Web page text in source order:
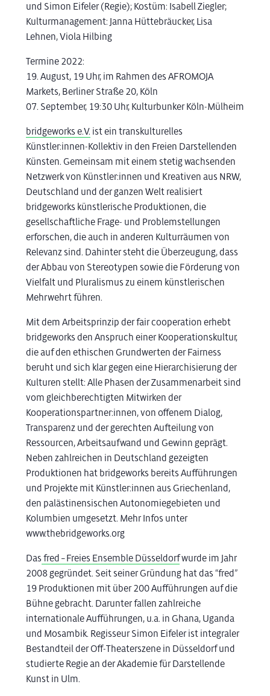
und Simon Eifeler (Regie); Kostüm: Isabell Ziegler;
Kulturmanagement: Janna Hüttebräucker, Lisa
Lehnen, Viola Hilbing
Termine 2022:
19. August, 19 Uhr, im Rahmen des AFROMOJA
Markets, Berliner Straße 20, Köln
07. September, 19:30 Uhr, Kulturbunker Köln-Mülheim
bridgeworks e.V. ist ein transkulturelles
Künstler:innen-Kollektiv in den Freien Darstellenden
Künsten. Gemeinsam mit einem stetig wachsenden
Netzwerk von Künstler:innen und Kreativen aus NRW,
Deutschland und der ganzen Welt realisiert
bridgeworks künstlerische Produktionen, die
gesellschaftliche Frage- und Problemstellungen
erforschen, die auch in anderen Kulturräumen von
Relevanz sind. Dahinter steht die Überzeugung, dass
der Abbau von Stereotypen sowie die Förderung von
Vielfalt und Pluralismus zu einem künstlerischen
Mehrwehrt führen.
Mit dem Arbeitsprinzip der fair cooperation erhebt
bridgeworks den Anspruch einer Kooperationskultur,
die auf den ethischen Grundwerten der Fairness
beruht und sich klar gegen eine Hierarchisierung der
Kulturen stellt: Alle Phasen der Zusammenarbeit sind
vom gleichberechtigten Mitwirken der
Kooperationspartner:innen, von offenem Dialog,
Transparenz und der gerechten Aufteilung von
Ressourcen, Arbeitsaufwand und Gewinn geprägt.
Neben zahlreichen in Deutschland gezeigten
Produktionen hat bridgeworks bereits Aufführungen
und Projekte mit Künstler:innen aus Griechenland,
den palästinensischen Autonomiegebieten und
Kolumbien umgesetzt. Mehr Infos unter
www.thebridgeworks.org
Das fred – Freies Ensemble Düsseldorfwurde im Jahr
2008 gegründet. Seit seiner Gründung hat das “fred”
19 Produktionen mit über 200 Aufführungen auf die
Bühne gebracht. Darunter fallen zahlreiche
internationale Aufführungen, u.a. in Ghana, Uganda
und Mosambik. Regisseur Simon Eifeler ist integraler
Bestandteil der Off-Theaterszene in Düsseldorf und
studierte Regie an der Akademie für Darstellende
Kunst in Ulm.